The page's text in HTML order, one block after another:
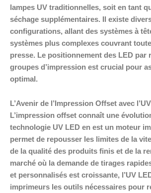
lampes UV traditionnelles, soit en tant
séchage supplémentaires. Il existe
configurations, allant des systèmes à
systèmes plus complexes couvrant
presse. Le positionnement des LED par
groupes d’impression est crucial pour
optimal.
L’Avenir de l’Impression Offset avec
L’impression offset connaît une
technologie UV LED en est un moteur
permet de repousser les limites de la
de la qualité des produits finis et de la
marché où la demande de tirages
et personnalisés est croissante, l’UV
imprimeurs les outils nécessaires pour